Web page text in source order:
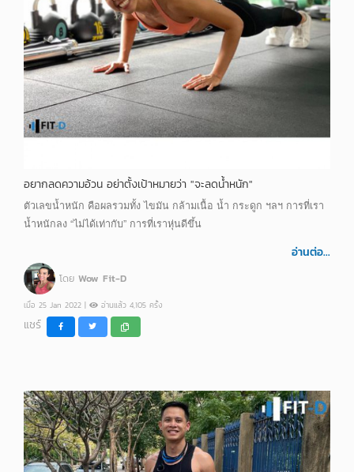
อยากลดความอ้วน อย่าตั้งเป้าหมายว่า "จะลดน้ำหนัก"
ตัวเลขน้ำหนัก คือผลรวมทั้ง ไขมัน กล้ามเนื้อ น้ำ กระดูก ฯลฯ การที่เรา
น้ำหนักลง “ไม่ได้เท่ากับ” การที่เราหุ่นดีขึ้น
อ่านต่อ...
โดย Wow Fit-D
เมื่อ 25 Jan 2022 | อ่านแล้ว 4,105 ครั้ง
แชร์